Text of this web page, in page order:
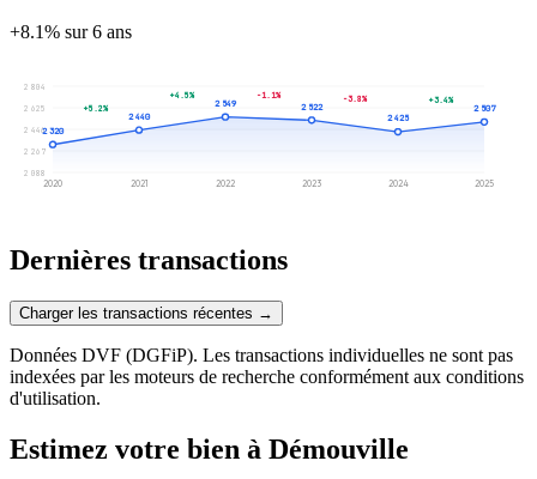
+8.1% sur 6 ans
2 088
2 267
2 446
2 625
2 804
2 320
2020
2 440
2021
2 549
2022
2 522
2023
2 425
2024
2 507
2025
+5.2%
+4.5% -1.1% -3.8% +3.4%
Dernières transactions
Charger les transactions récentes →
Données DVF (DGFiP). Les transactions individuelles ne sont pas
indexées par les moteurs de recherche conformément aux conditions
d'utilisation.
Estimez votre bien à Démouville